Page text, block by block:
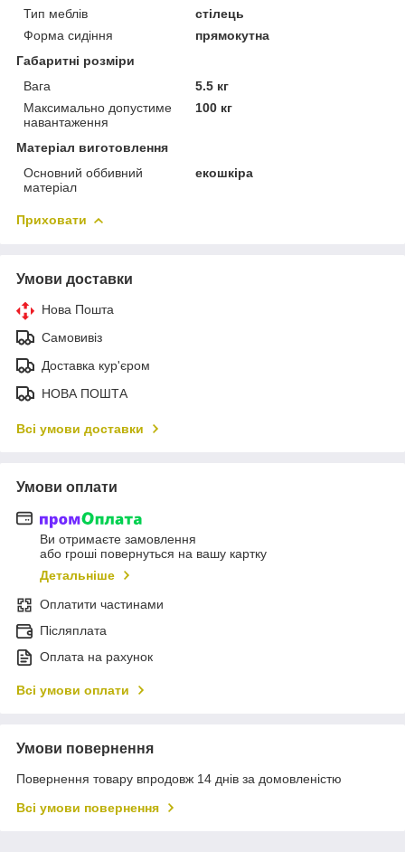
Тип меблів
стілець
Форма сидіння
прямокутна
Габаритні розміри
Вага
5.5 кг
Максимально допустиме
навантаження
100 кг
Матеріал виготовлення
Основний оббивний
матеріал
екошкіра
Приховати
Умови доставки
Нова Пошта
Самовивіз
Доставка кур'єром
НОВА ПОШТА
Всі умови доставки
Умови оплати
Ви отримаєте замовлення
або гроші повернуться на вашу картку
Детальніше
Оплатити частинами
Післяплата
Оплата на рахунок
Всі умови оплати
Умови повернення
Повернення товару впродовж 14 днів за домовленістю
Всі умови повернення